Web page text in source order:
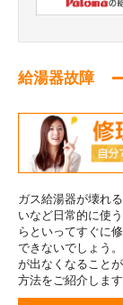
給湯器故障
ガス給湯器が壊れ
いなど日常的に使
らといってすぐに
できないでしょう
が出なくなること
方法をご紹介しま